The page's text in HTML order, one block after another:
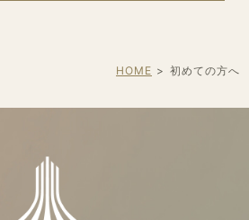
HOME 初めての方へ